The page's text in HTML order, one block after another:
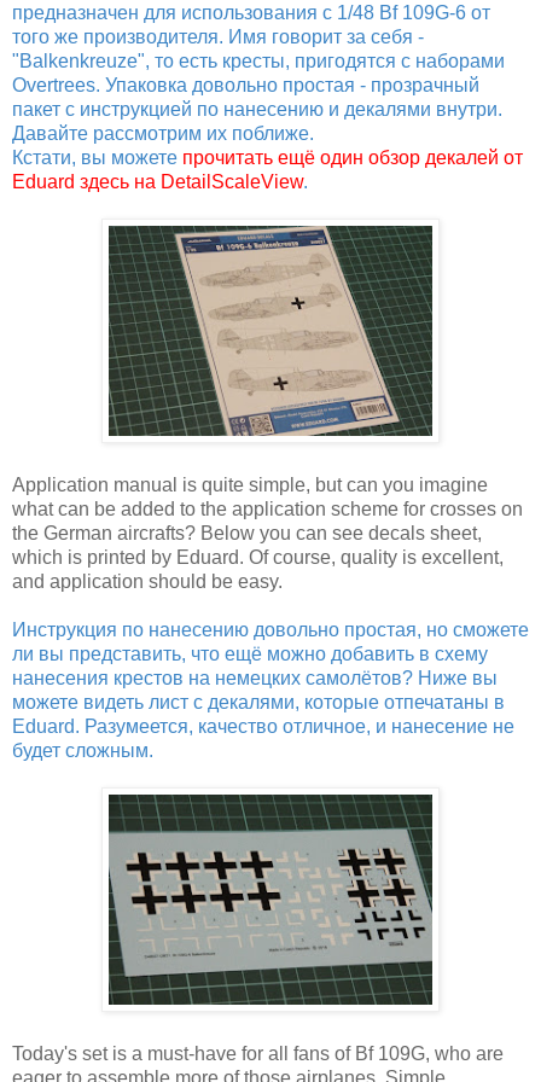
предназначен для использования с 1/48 Bf 109G-6 от
того же производителя. Имя говорит за себя -
"Balkenkreuze", то есть кресты, пригодятся с наборами
Overtrees. Упаковка довольно простая - прозрачный
пакет с инструкцией по нанесению и декалями внутри.
Давайте рассмотрим их поближе.
Кстати, вы можете прочитать ещё один обзор декалей от
Eduard здесь на DetailScaleView.
Application manual is quite simple, but can you imagine
what can be added to the application scheme for crosses on
the German aircrafts? Below you can see decals sheet,
which is printed by Eduard. Of course, quality is excellent,
and application should be easy.
Инструкция по нанесению довольно простая, но сможете
ли вы представить, что ещё можно добавить в схему
нанесения крестов на немецких самолётов? Ниже вы
можете видеть лист с декалями, которые отпечатаны в
Eduard. Разумеется, качество отличное, и нанесение не
будет сложным.
Today's set is a must-have for all fans of Bf 109G, who are
eager to assemble more of those airplanes. Simple